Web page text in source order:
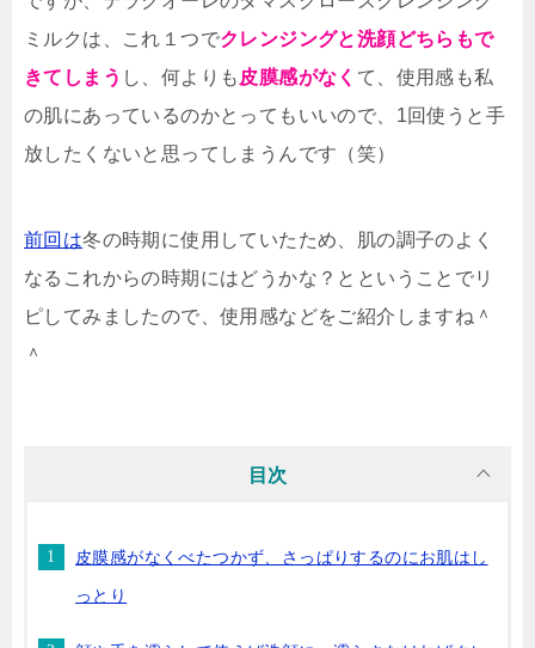
ミルクは、これ１つでクレンジングと洗顔どちらもで
きてしまう し、何よりも 皮膜感がなく て、使用感も私
の肌にあっているのかとってもいいので、1回使うと手
放したくないと思ってしまうんです（笑）
前回は冬の時期に使用していたため、肌の調子のよく
なるこれからの時期にはどうかな？とということでリ
ピしてみましたので、使用感などをご紹介しますね＾
＾
目次
皮膜感がなくべたつかず、さっぱりするのにお肌はし
っとり